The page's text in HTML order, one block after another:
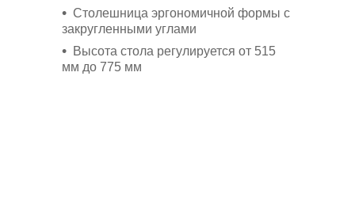
Столешница эргономичной формы с
закругленными углами
Высота стола регулируется от 515
мм до 775 мм